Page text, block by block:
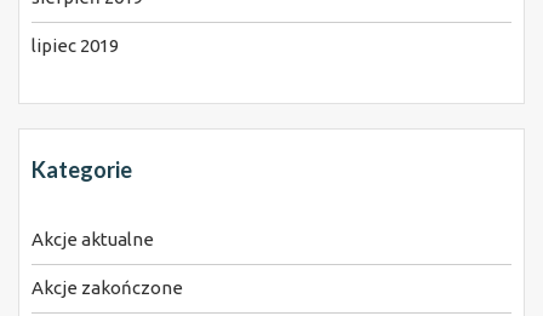
lipiec 2019
Kategorie
Akcje aktualne
Akcje zakończone